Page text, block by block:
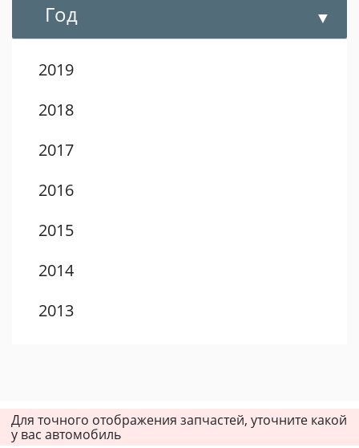
Год
2019
2018
2017
2016
2015
2014
2013
2010
Для точного отображения запчастей, уточните какой
у вас автомобиль